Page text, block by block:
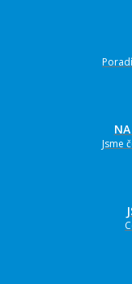
Jsme